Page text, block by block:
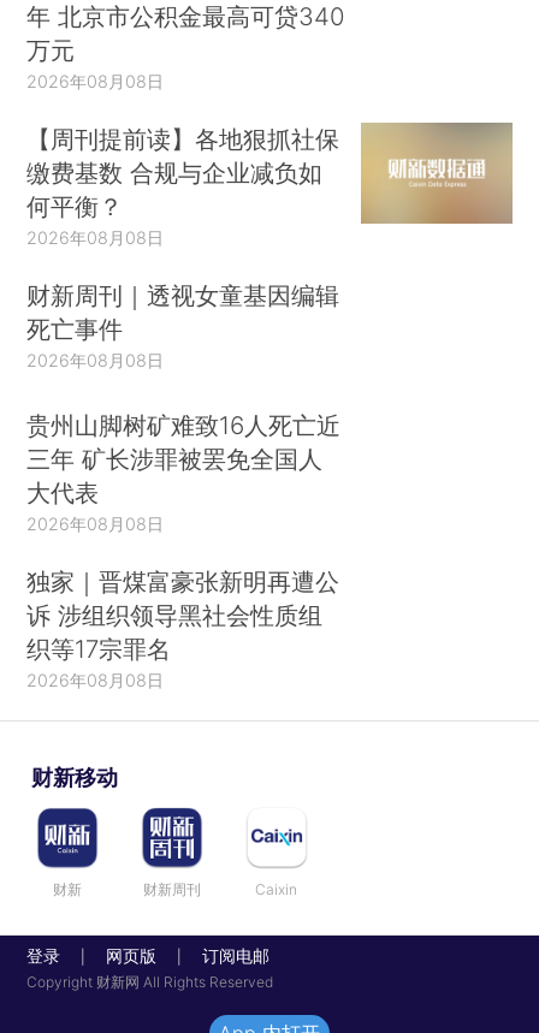
年 北京市公积金最高可贷340
万元
2026年08月08日
【周刊提前读】各地狠抓社保
缴费基数 合规与企业减负如
何平衡？
2026年08月08日
财新周刊｜透视女童基因编辑
死亡事件
2026年08月08日
贵州山脚树矿难致16人死亡近
三年 矿长涉罪被罢免全国人
大代表
2026年08月08日
独家｜晋煤富豪张新明再遭公
诉 涉组织领导黑社会性质组
织等17宗罪名
2026年08月08日
财新移动
财新 财新周刊 Caixin
登录 网页版 订阅电邮
Copyright 财新网 All Rights Reserved